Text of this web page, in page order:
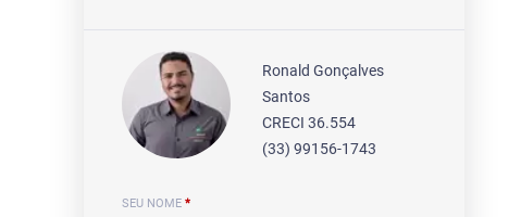
Ronald Gonçalves
Santos
CRECI 36.554
(33) 99156-1743
SEU NOME *